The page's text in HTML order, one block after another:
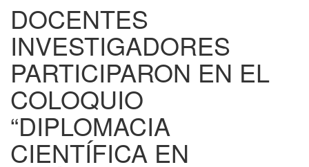
DOCENTES
INVESTIGADORES
PARTICIPARON EN EL
COLOQUIO
“DIPLOMACIA
CIENTÍFICA EN